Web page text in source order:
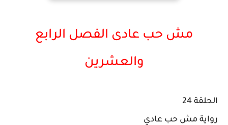
مش حب عادى الفصل الرابع
والعشرين
الحلقة 24
رواية مش حب عادي